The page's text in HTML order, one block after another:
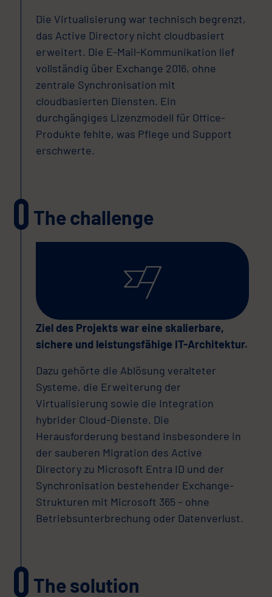
Die Virtualisierung war technisch begrenzt,
das Active Directory nicht cloudbasiert
erweitert. Die E-Mail-Kommunikation lief
vollständig über Exchange 2016, ohne
zentrale Synchronisation mit
cloudbasierten Diensten. Ein
durchgängiges Lizenzmodell für Office-
Produkte fehlte, was Pflege und Support
erschwerte.
The challenge
Ziel des Projekts war eine skalierbare,
sichere und leistungsfähige IT-Architektur.
Dazu gehörte die Ablösung veralteter
Systeme, die Erweiterung der
Virtualisierung sowie die Integration
hybrider Cloud-Dienste. Die
Herausforderung bestand insbesondere in
der sauberen Migration des Active
Directory zu Microsoft Entra ID und der
Synchronisation bestehender Exchange-
Strukturen mit Microsoft 365 – ohne
Betriebsunterbrechung oder Datenverlust.
The solution